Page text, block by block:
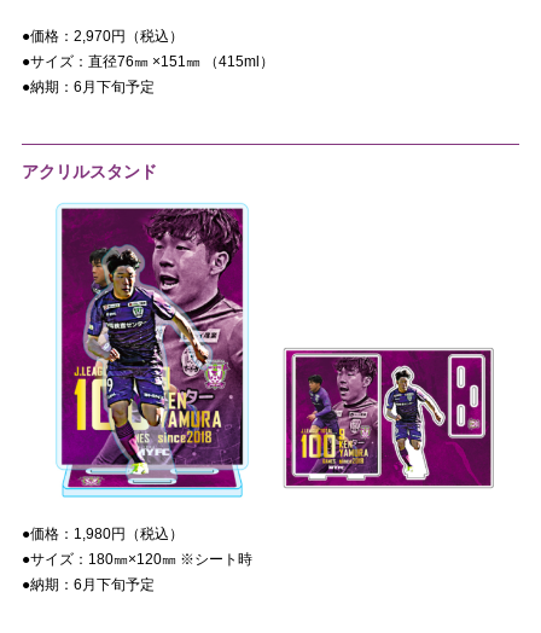
●価格： 2,970円（税込）
●サイズ：直径76㎜ ×151 ㎜ （415ml ）
●納期： 6 月下旬予定
アクリルスタンド
●価格： 1,980円（税込）
●サイズ： 180㎜×120㎜ ※シート時
●納期： 6 月下旬予定